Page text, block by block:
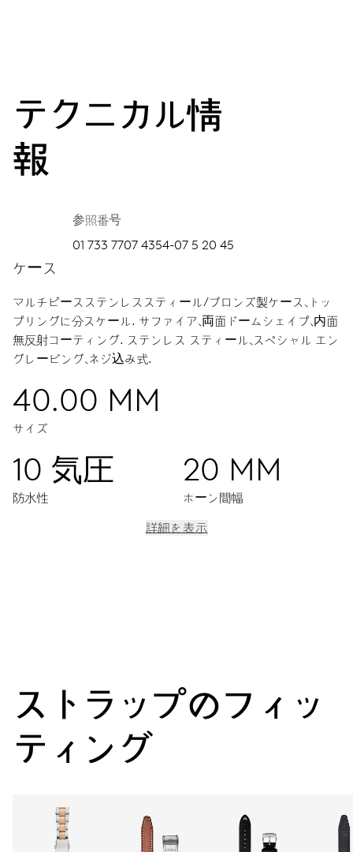
テクニカル情
報
参照番号
01 733 7707 4354-07 5 20 45
ケース
マルチピースステンレススティール/ブロンズ製ケース、トッ
プリングに分スケール. サファイア、両面ドームシェイプ、内面
無反射コーティング. ステンレス スティール、スペシャル エン
グレービング、ネジ込み式.
40.00 MM
サイズ
10 気圧
防水性
20 MM
ホーン間幅
38時間
パワーリザーブ
キャリバー
詳細を表示
ストラップのフィッ
ティング